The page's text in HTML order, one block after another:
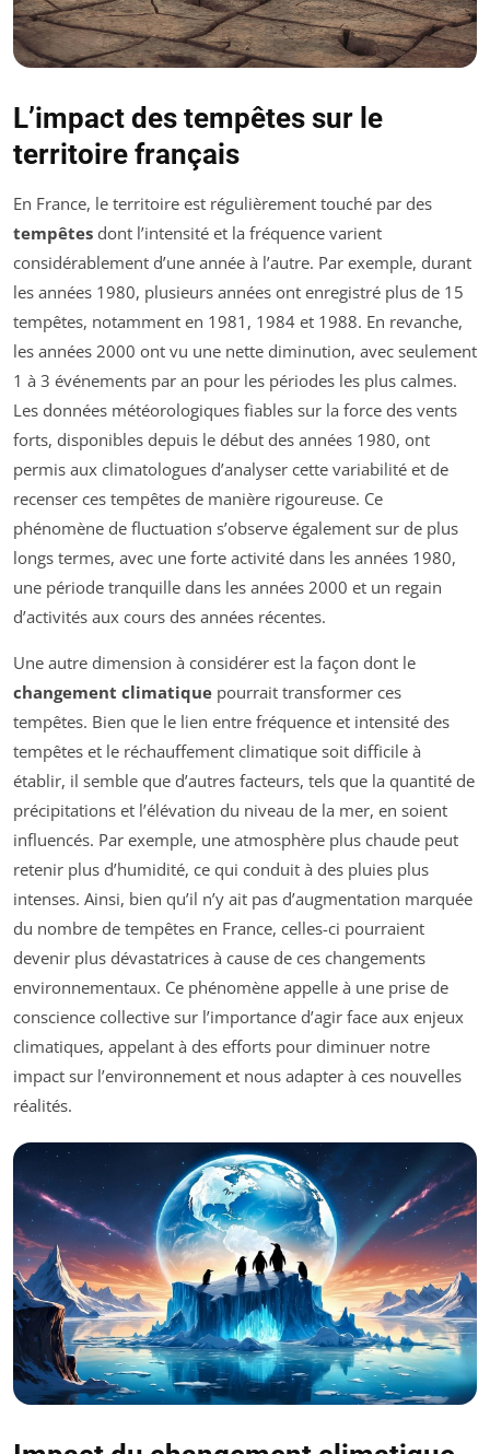
L’impact des tempêtes sur le
territoire français
En France, le territoire est régulièrement touché par des
tempêtes dont l’intensité et la fréquence varient
considérablement d’une année à l’autre. Par exemple, durant
les années 1980, plusieurs années ont enregistré plus de 15
tempêtes, notamment en 1981, 1984 et 1988. En revanche,
les années 2000 ont vu une nette diminution, avec seulement
1 à 3 événements par an pour les périodes les plus calmes.
Les données météorologiques fiables sur la force des vents
forts, disponibles depuis le début des années 1980, ont
permis aux climatologues d’analyser cette variabilité et de
recenser ces tempêtes de manière rigoureuse. Ce
phénomène de fluctuation s’observe également sur de plus
longs termes, avec une forte activité dans les années 1980,
une période tranquille dans les années 2000 et un regain
d’activités aux cours des années récentes.
Une autre dimension à considérer est la façon dont le
changement climatique pourrait transformer ces
tempêtes. Bien que le lien entre fréquence et intensité des
tempêtes et le réchauffement climatique soit difficile à
établir, il semble que d’autres facteurs, tels que la quantité de
précipitations et l’élévation du niveau de la mer, en soient
influencés. Par exemple, une atmosphère plus chaude peut
retenir plus d’humidité, ce qui conduit à des pluies plus
intenses. Ainsi, bien qu’il n’y ait pas d’augmentation marquée
du nombre de tempêtes en France, celles-ci pourraient
devenir plus dévastatrices à cause de ces changements
environnementaux. Ce phénomène appelle à une prise de
conscience collective sur l’importance d’agir face aux enjeux
climatiques, appelant à des efforts pour diminuer notre
impact sur l’environnement et nous adapter à ces nouvelles
réalités.